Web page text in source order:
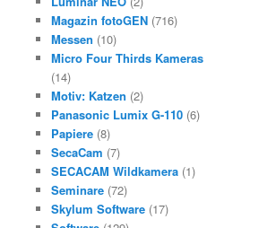
Magazin fotoGEN (716)
Messen (10)
Micro Four Thirds Kameras
(14)
Motiv: Katzen (2)
Panasonic Lumix G-110 (6)
Papiere (8)
SecaCam (7)
SECACAM Wildkamera (1)
Seminare (72)
Skylum Software (17)